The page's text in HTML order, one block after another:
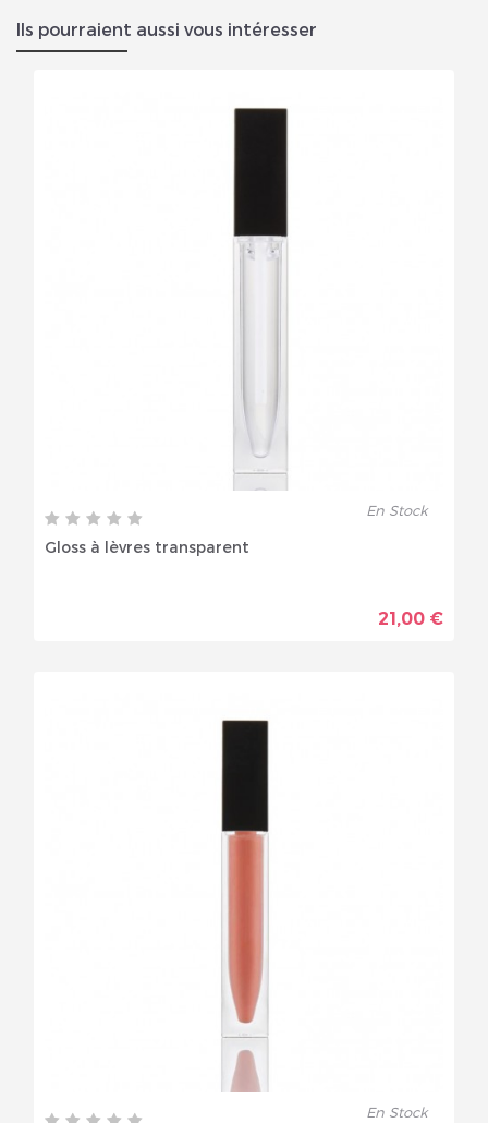
Ils pourraient aussi vous intéresser
En Stock
Gloss à lèvres transparent
21,00 €
En Stock